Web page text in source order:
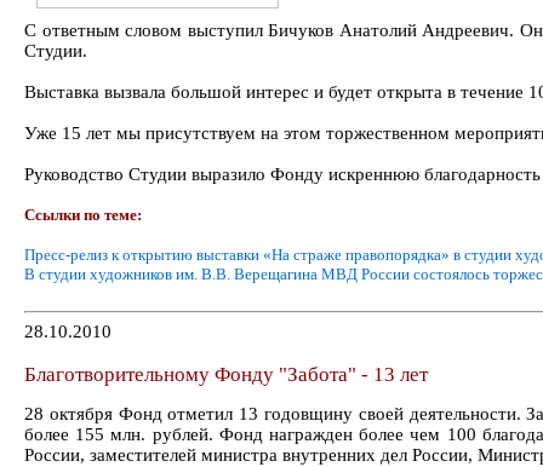
С ответным словом выступил Бичуков Анатолий Андреевич.
Студии.
Выставка вызвала большой интерес и будет открыта в течение
Уже 15 лет мы присутствуем на этом торжественном
Руководство Студии выразило Фонду искреннюю
Ссылки по теме:
Пресс-релиз к открытию выставки «На страже правопорядка» в студии
В студии художников им. В.В. Верещагина МВД России состоялось
28.10.2010
Благотворительному Фонду "Забота" - 13 лет
28 октября Фонд отметил 13 годовщину своей
более 155 млн. рублей. Фонд награжден более чем 100
России, заместителей министра внутренних дел России,